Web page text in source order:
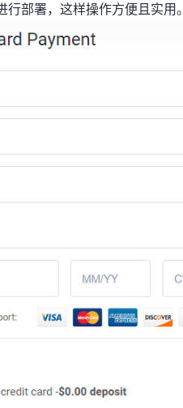
部署，这样操作方便且实用。